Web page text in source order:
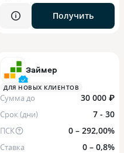
Получить
Займер
ДЛЯ НОВЫХ КЛИЕНТОВ
Сумма до 30 000 ₽
Срок (дни) 7 - 30
ПСК 0 – 292,00%
Ставка 0 – 0,8%